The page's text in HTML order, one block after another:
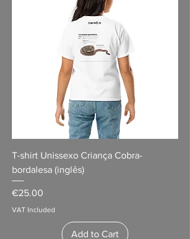
T-shirt Unissexo Criança Cobra-
bordalesa (inglês)
Price
€25.00
VAT Included
Add to Cart